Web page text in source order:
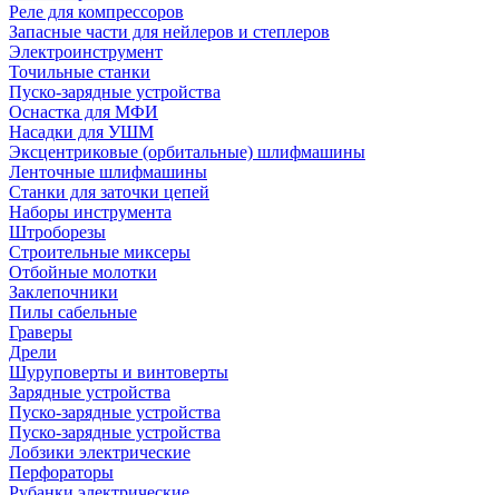
Реле для компрессоров
Запасные части для нейлеров и степлеров
Электроинструмент
Точильные станки
Пуско-зарядные устройства
Оснастка для МФИ
Насадки для УШМ
Эксцентриковые (орбитальные) шлифмашины
Ленточные шлифмашины
Станки для заточки цепей
Наборы инструмента
Штроборезы
Строительные миксеры
Отбойные молотки
Заклепочники
Пилы сабельные
Граверы
Дрели
Шуруповерты и винтоверты
Зарядные устройства
Пуско-зарядные устройства
Пуско-зарядные устройства
Лобзики электрические
Перфораторы